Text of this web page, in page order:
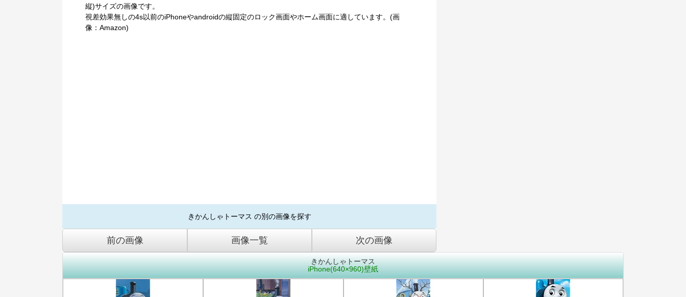
縦)サイズの画像です。
視差効果無しの4s以前のiPhoneやandroidの縦固定のロック画面やホーム画面に適しています。(画
像：Amazon)
きかんしゃトーマス の別の画像を探す
前の画像 画像一覧 次の画像
きかんしゃトーマス
iPhone(640×960)壁紙